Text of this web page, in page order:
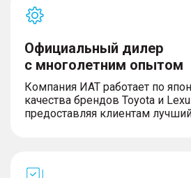
Официальный дилер
с многолетним опытом
Компания ИАТ работает по
качества брендов Toyota и
предоставляя клиентам